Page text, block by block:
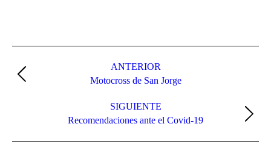
entre
publicaciones
ANTERIOR
Publicación
Motocross de San Jorge
SIGUIENTE
Publicación
Recomendaciones ante el Covid-19